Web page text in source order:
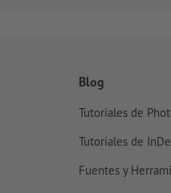
Blog
Tutoriales de
Tutoriales de
Fuentes y